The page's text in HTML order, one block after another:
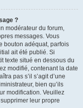
?
modérateur du forum,
messages. Vous
bouton adéquat, parfois
ait été publié. Si
texte situé en dessous du
modifié, contenant la date
pas s’il s’agit d’une
bien qu’ils
modification. Veuillez
leur propre